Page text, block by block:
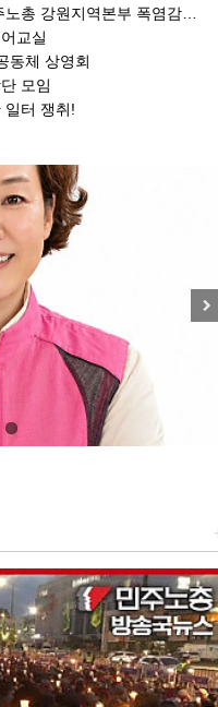
역본부 폭염감시단 선포 기자회견
교실
동체 상영회
모임
일터 쟁취!